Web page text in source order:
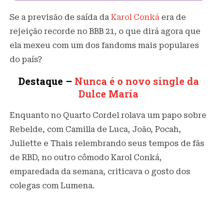
Se a previsão de saída da Karol Conká era de
rejeição recorde no BBB 21, o que dirá agora que
ela mexeu com um dos fandoms mais populares
do país?
Destaque – Nunca é o novo single da
Dulce María
Enquanto no Quarto Cordel rolava um papo sobre
Rebelde, com Camilla de Luca, João, Pocah,
Juliette e Thais relembrando seus tempos de fãs
de RBD, no outro cômodo Karol Conká,
emparedada da semana, criticava o gosto dos
colegas com Lumena.